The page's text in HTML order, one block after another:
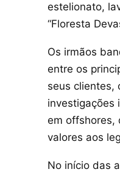
estelionato,
“Floresta
Os irmãos
entre os
seus clientes,
investigações
em offshores,
valores aos
No início das